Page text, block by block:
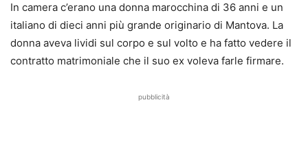
In camera c’erano una donna marocchina di 36 anni e un
italiano di dieci anni più grande originario di Mantova. La
donna aveva lividi sul corpo e sul volto e ha fatto vedere il
contratto matrimoniale che il suo ex voleva farle firmare.
pubblicità